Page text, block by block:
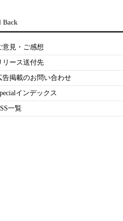
Back
意見・ご感想
リース送付先
告掲載のお問い合わせ
インデックス
一覧